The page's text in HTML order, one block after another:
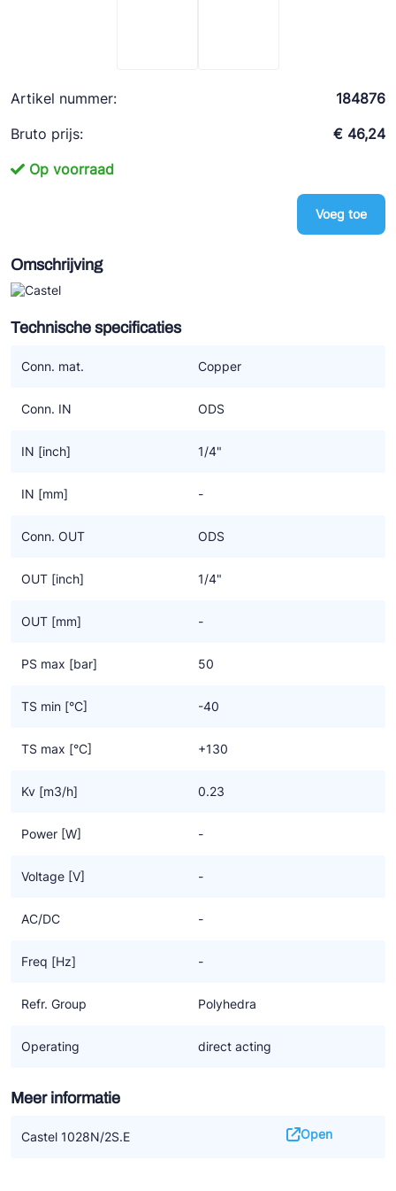
Artikel nummer:
184876
Bruto prijs:
€ 46,24
Op voorraad
Voeg toe
Omschrijving
Technische specificaties
Conn. mat. Copper
Conn. IN ODS
IN [inch] 1/4"
IN [mm] -
Conn. OUT ODS
OUT [inch] 1/4"
OUT [mm] -
PS max [bar] 50
TS min [°C] -40
TS max [°C] +130
Kv [m3/h] 0.23
Power [W] -
Voltage [V] -
AC/DC -
Freq [Hz] -
Refr. Group Polyhedra
Operating direct acting
Meer informatie
Castel 1028N/2S.E Open